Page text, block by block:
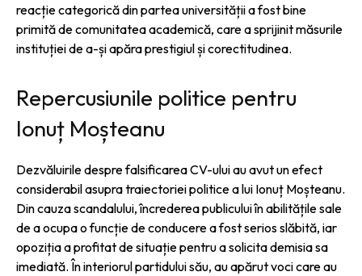
reacție categorică din partea universității a fost bine
primită de comunitatea academică, care a sprijinit măsurile
instituției de a-și apăra prestigiul și corectitudinea.
Repercusiunile politice pentru
Ionuț Moșteanu
Dezvăluirile despre falsificarea CV-ului au avut un efect
considerabil asupra traiectoriei politice a lui Ionuț Moșteanu.
Din cauza scandalului, încrederea publicului în abilitățile sale
de a ocupa o funcție de conducere a fost serios slăbită, iar
opoziția a profitat de situație pentru a solicita demisia sa
imediată. În interiorul partidului său, au apărut voci care au